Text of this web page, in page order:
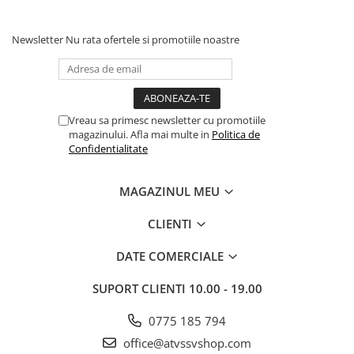
Newsletter Nu rata ofertele si promotiile noastre
Vreau sa primesc newsletter cu promotiile
magazinului. Afla mai multe in Politica de
Confidentialitate
MAGAZINUL MEU
CLIENTI
DATE COMERCIALE
SUPORT CLIENTI 10.00 - 19.00
0775 185 794
office@atvssvshop.com